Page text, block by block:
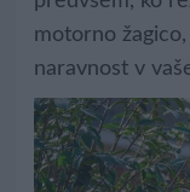
motorno
naravnost v